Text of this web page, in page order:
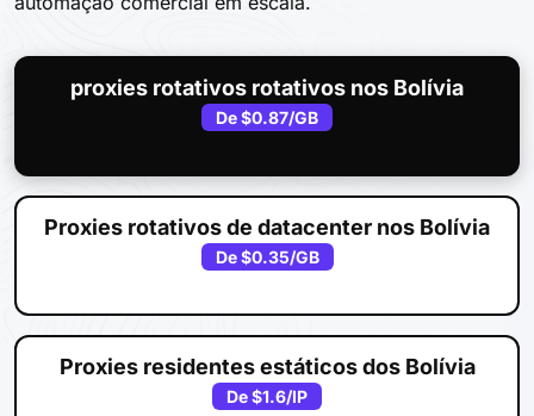
proxies rotativos rotativos nos Bolívia
De$0.87/GB
Proxies rotativos de datacenter nos Bolívia
De$0.35/GB
Proxies residentes estáticos dos Bolívia
De$1.6/IP